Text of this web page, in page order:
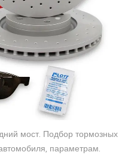
мост. Подбор тормозных
параметрам.